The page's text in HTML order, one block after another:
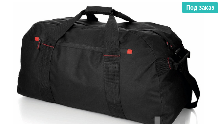
Под заказ